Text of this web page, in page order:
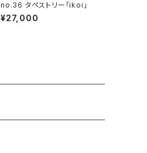
no.36 タペストリー「ikoi」
¥27,000